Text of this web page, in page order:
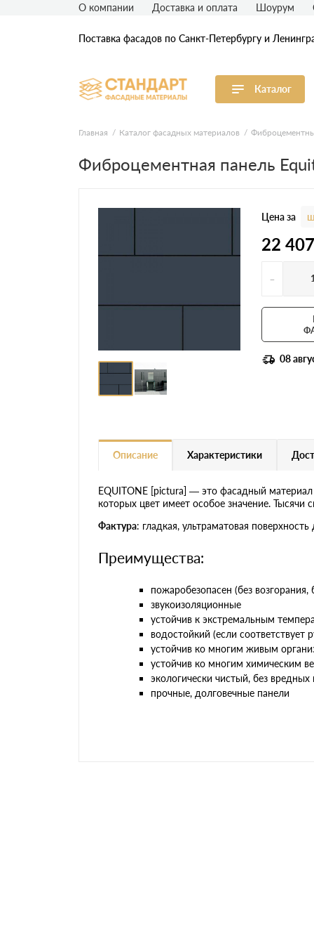
Поставка фасадов по Санкт-Петербургу и
Каталог
Виниловый сайдинг
Акриловый сайдинг
Фасадная штукатурка
О компании Доставка и оплата Шоурум
Главная Каталог фасадных материалов
Фиброцементная панель
Цена за
22
-
08
Описание Характеристики
EQUITONE [pictura] — это фасадный
которых цвет имеет особое значение.
Фактура: гладкая, ультраматовая
Преимущества:
пожаробезопасен (без возгорания,
звукоизоляционные
устойчив к экстремальным
водостойкий (если
устойчив ко многим живым
устойчив ко многим химическим
экологически чистый, без вредных
прочные, долговечные панели